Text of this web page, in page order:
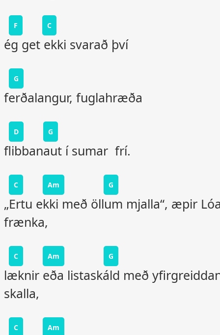
F C
ég get ekki svarað því
G
ferðalangur, fuglahræða
D G
flibbanaut í sumar frí.
C Am G
„Ertu ekki með öllum mjalla“, æpir
frænka,
C Am G
læknir eða listaskáld með
skalla,
C Am